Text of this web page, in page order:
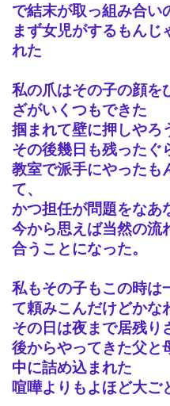
で結末が取っ組み合い
まず女児がするもん
れた
私の爪はその子の顔を
ざがいくつもできた
掴まれて壁に押しやろ
その後幾日も残ったぐ
教室で派手にやったも
て、
かつ担任が問題をなあ
今から思えば当然の流
合うことになった。
私もその子もこの時は
て頼みこんだけどかな
その日は夜まで居残り
後からやってきた父と
中に詰め込まれた
喧嘩よりもよほど大ご